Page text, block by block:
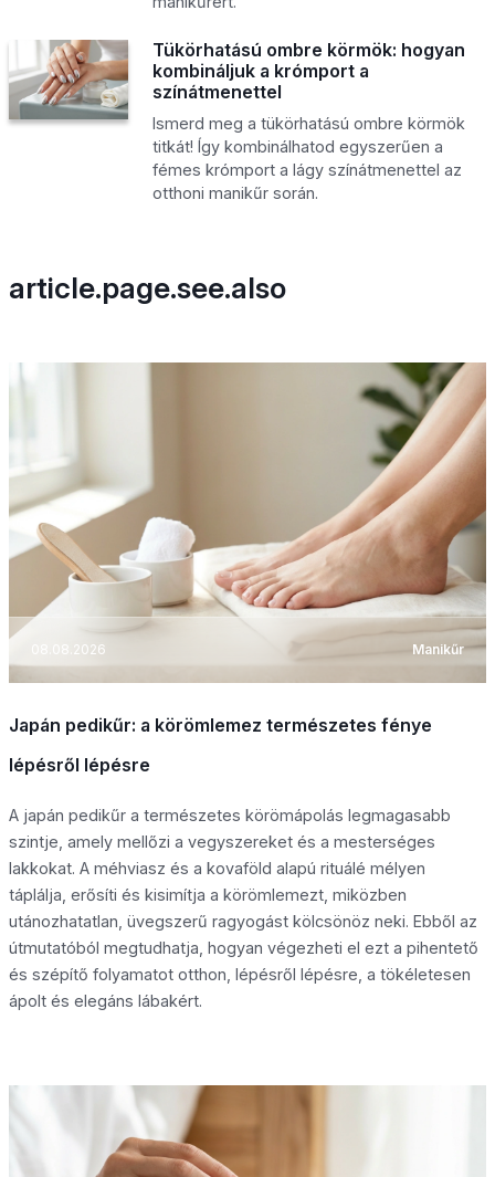
Tükörhatású ombre körmök: hogyan
kombináljuk a krómport a
színátmenettel
Ismerd meg a tükörhatású ombre körmök
titkát! Így kombinálhatod egyszerűen a
fémes krómport a lágy színátmenettel az
otthoni manikűr során.
article.page.see.also
08.08.2026 Manikűr
Japán pedikűr: a körömlemez természetes fénye
lépésről lépésre
A japán pedikűr a természetes körömápolás legmagasabb
szintje, amely mellőzi a vegyszereket és a mesterséges
lakkokat. A méhviasz és a kovaföld alapú rituálé mélyen
táplálja, erősíti és kisimítja a körömlemezt, miközben
utánozhatatlan, üvegszerű ragyogást kölcsönöz neki. Ebből az
útmutatóból megtudhatja, hogyan végezheti el ezt a pihentető
és szépítő folyamatot otthon, lépésről lépésre, a tökéletesen
ápolt és elegáns lábakért.